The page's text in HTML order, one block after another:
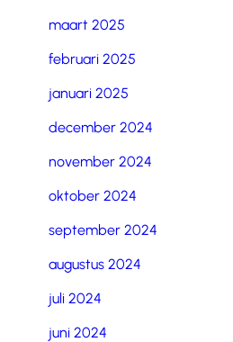
maart 2025
februari 2025
januari 2025
december 2024
november 2024
oktober 2024
september 2024
augustus 2024
juli 2024
juni 2024